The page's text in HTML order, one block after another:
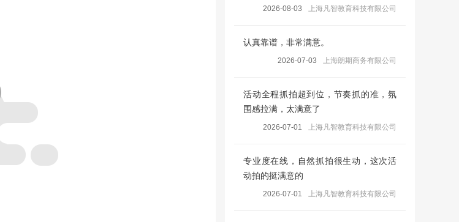
2026-08-03 上海凡智教育科技有限公司
认真靠谱，非常满意。
2026-07-03 上海朗期商务有限公司
活动全程抓拍超到位，节奏抓的准，氛
围感拉满，太满意了
2026-07-01 上海凡智教育科技有限公司
专业度在线，自然抓拍很生动，这次活
动拍的挺满意的
2026-07-01 上海凡智教育科技有限公司